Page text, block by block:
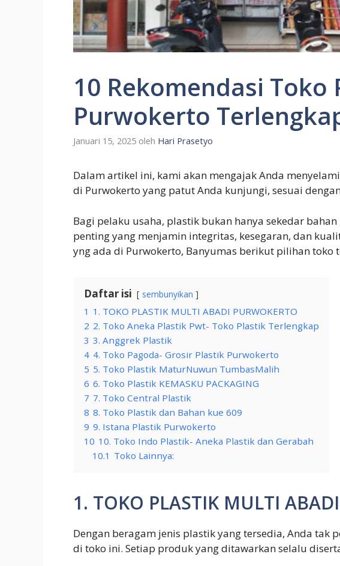
10 Rekomendasi Toko
Purwokerto
Januari 15, 2025 oleh Hari Prasetyo
Dalam artikel ini, kami akan mengajak Anda
di Purwokerto yang patut Anda kunjungi, sesuai
Bagi pelaku usaha, plastik bukan hanya sekedar
penting yang menjamin integritas, kesegaran, dan
yng ada di Purwokerto, Banyumas berikut pilihan toko
Daftar isi sembunyikan
1 1. TOKO PLASTIK MULTI ABADI PURWOKERTO
2 2. Toko Aneka Plastik Pwt- Toko Plastik Terlengkap
3 3. Anggrek Plastik
4 4. Toko Pagoda- Grosir Plastik Purwokerto
5 5. Toko Plastik MaturNuwun TumbasMalih
6 6. Toko Plastik KEMASKU PACKAGING
7 7. Toko Central Plastik
8 8. Toko Plastik dan Bahan kue 609
9 9. Istana Plastik Purwokerto
10 10. Toko Indo Plastik- Aneka Plastik dan Gerabah
10.1 Toko Lainnya:
1. TOKO PLASTIK MULTI
Dengan beragam jenis plastik yang tersedia, Anda tak
di toko ini. Setiap produk yang ditawarkan selalu